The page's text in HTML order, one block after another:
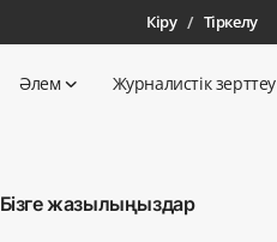
Кіру / Тіркелу
Әлем Журналистік зерттеу
Бізге жазылыңыздар